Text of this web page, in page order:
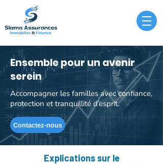
Ensemble pour un avenir
serein
Accompagner les familles avec confiance,
protection et tranquillité d’esprit.
Contactez-nous
Explications sur le